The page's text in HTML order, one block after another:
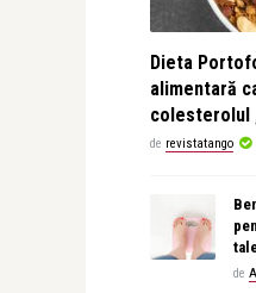
Dieta
alimentară
colesterolul
de revistatango
de